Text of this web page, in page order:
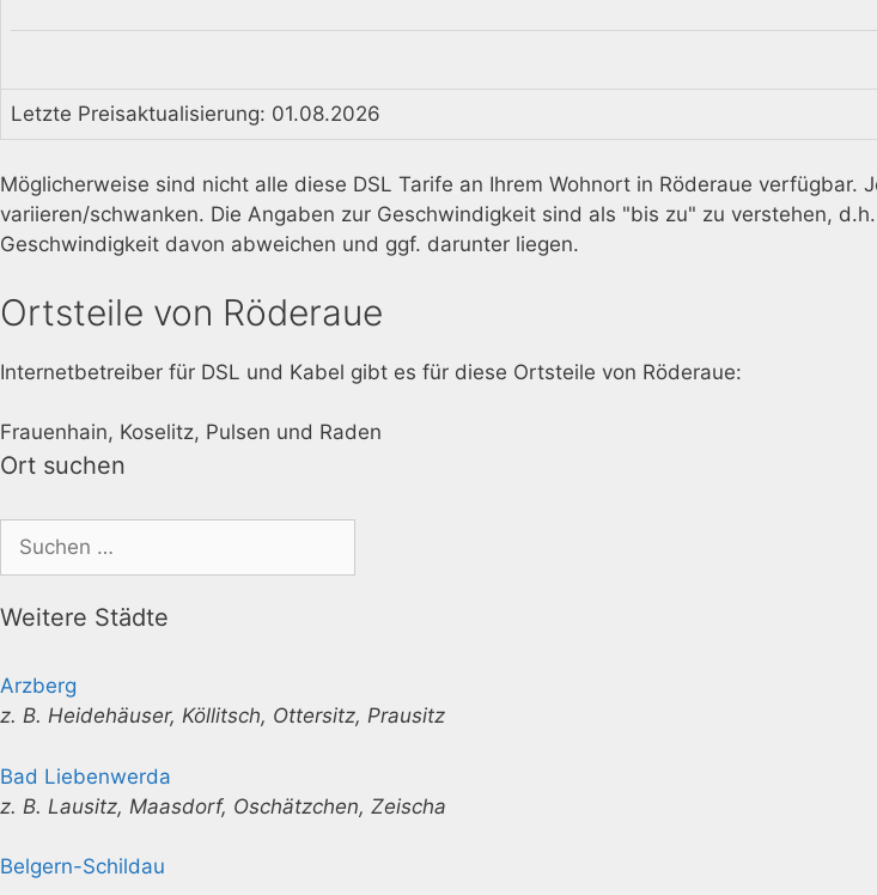
Letzte Preisaktualisierung: 01.08.2026
Möglicherweise sind nicht alle diese DSL Tarife an Ihrem Wohnort in Röderaue
variieren/schwanken. Die Angaben zur Geschwindigkeit sind als "bis zu" zu verstehen,
Geschwindigkeit davon abweichen und ggf. darunter liegen.
Ortsteile von Röderaue
Internetbetreiber für DSL und Kabel gibt es für diese Ortsteile von Röderaue:
Frauenhain, Koselitz, Pulsen und Raden
Ort suchen
Suchen
nach:
Weitere Städte
Arzberg
z. B. Heidehäuser, Köllitsch, Ottersitz, Prausitz
Bad Liebenwerda
z. B. Lausitz, Maasdorf, Oschätzchen, Zeischa
Belgern-Schildau